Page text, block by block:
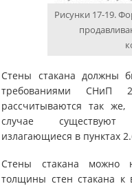
Рисунки 17-19.
Стены стакана должны
требованиями СНиП
рассчитываются так
случае существуют
излагающиеся в пунктах
Стены стакана можно
толщины стен стакана к